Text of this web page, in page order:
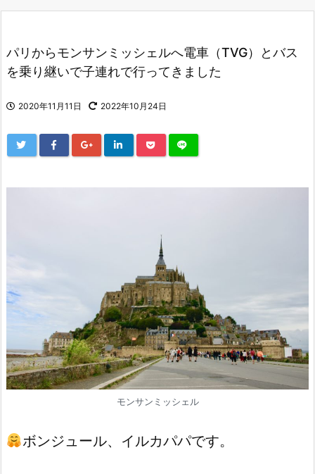
パリからモンサンミッシェルへ電車（TVG）とバス
を乗り継いで子連れで行ってきました
2020年11月11日 2022年10月24日
モンサンミッシェル
ボンジュール、イルカパパです。